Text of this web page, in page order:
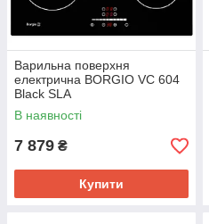
Варильна поверхня
електрична BORGIO VC 604
Black SLA
В наявності
7 879 ₴
Купити